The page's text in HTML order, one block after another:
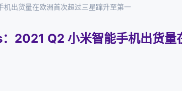
出货量在欧洲首次超过三星蹿升至第一
2021 Q2 小米智能手机出货量